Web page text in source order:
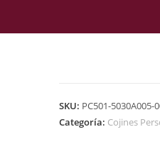
SKU: PC501-5030A005-
Categoría: Cojines